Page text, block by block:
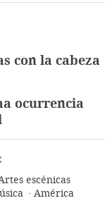
con la cabeza
ocurrencia
escénicas
América